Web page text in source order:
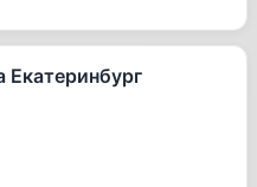
Екатеринбург